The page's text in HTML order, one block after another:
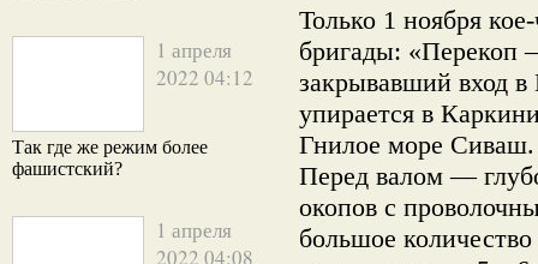
1 апреля
2022 04:12
Так где же режим более
фашистский?
1 апреля
2022 04:08
Только 1 ноября
бригады: «Перекоп
закрывавший вход
упирается в
Гнилое море
Перед валом —
окопов с
большое